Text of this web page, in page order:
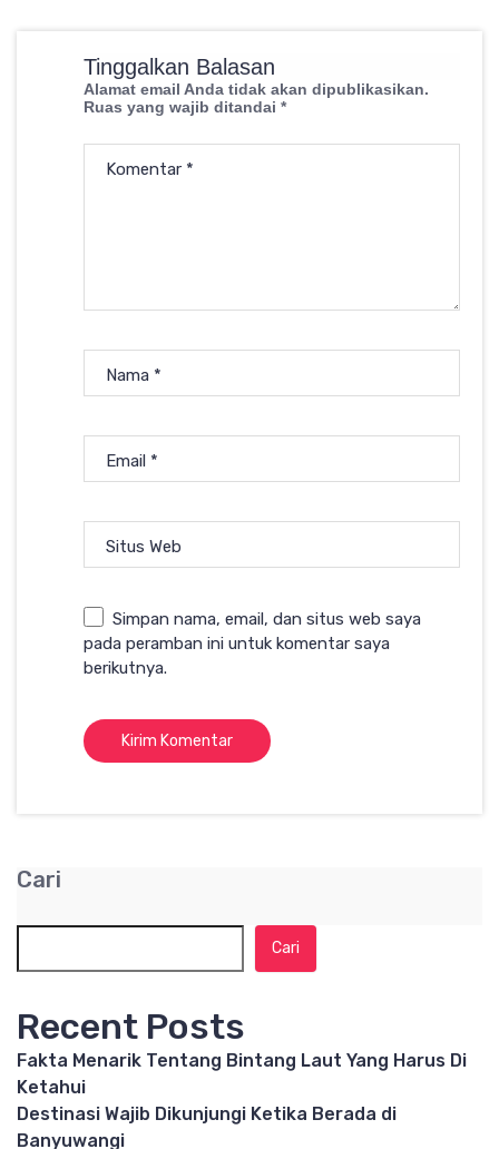
Tinggalkan Balasan
Alamat email Anda tidak akan dipublikasikan.
Ruas yang wajib ditandai *
Komentar *
Nama *
Email *
Situs Web
Simpan nama, email, dan situs web saya
pada peramban ini untuk komentar saya
berikutnya.
Cari
Cari
Recent Posts
Fakta Menarik Tentang Bintang Laut Yang Harus Di
Ketahui
Destinasi Wajib Dikunjungi Ketika Berada di
Banyuwangi